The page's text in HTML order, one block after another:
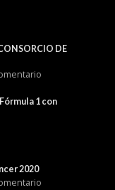
DE
1 con
2020